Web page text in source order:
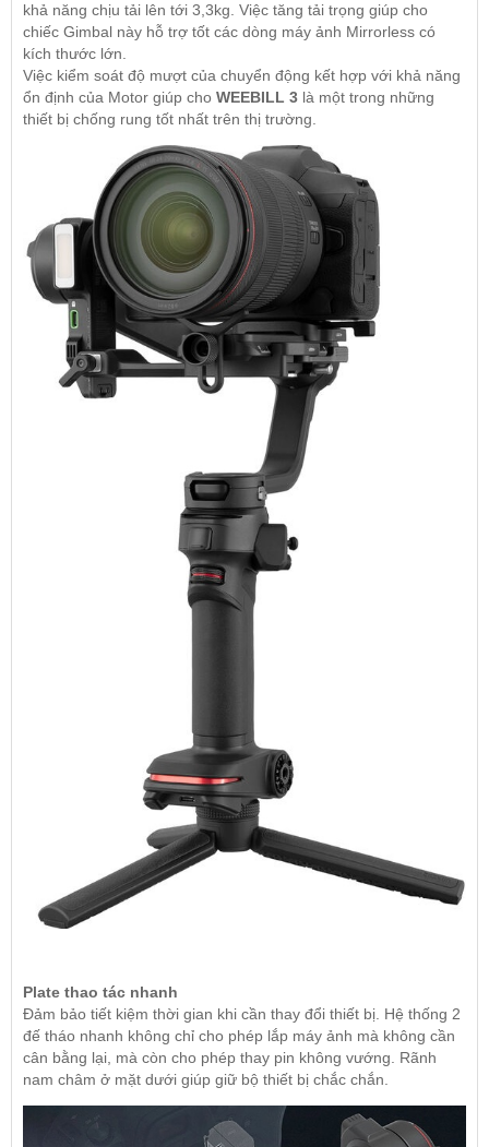
khả năng chịu tải lên tới 3,3kg. Việc tăng tải trọng giúp cho
chiếc Gimbal này hỗ trợ tốt các dòng máy ảnh Mirrorless có
kích thước lớn.
Việc kiểm soát độ mượt của chuyển động kết hợp với khả năng
ổn định của Motor giúp cho WEEBILL 3 là một trong những
thiết bị chống rung tốt nhất trên thị trường.
Plate thao tác nhanh
Đảm bảo tiết kiệm thời gian khi cần thay đổi thiết bị. Hệ thống 2
đế tháo nhanh không chỉ cho phép lắp máy ảnh mà không cần
cân bằng lại, mà còn cho phép thay pin không vướng. Rãnh
nam châm ở mặt dưới giúp giữ bộ thiết bị chắc chắn.